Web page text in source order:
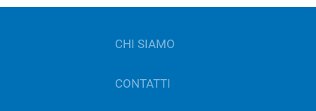
CHI SIAMO
CONTATTI